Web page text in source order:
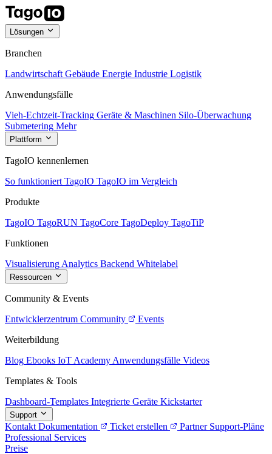
Lösungen
Branchen
Landwirtschaft Gebäude Energie Industrie Logistik
Anwendungsfälle
Vieh-Echtzeit-Tracking Geräte & Maschinen Silo-Überwachung
Submetering Mehr
Plattform
TagoIO kennenlernen
So funktioniert TagoIO TagoIO im Vergleich
Produkte
TagoIO TagoRUN TagoCore TagoDeploy TagoTiP
Funktionen
Visualisierung Analytics Backend Whitelabel
Ressourcen
Community & Events
Entwicklerzentrum Community
Events
Weiterbildung
Blog Ebooks IoT Academy Anwendungsfälle Videos
Templates & Tools
Dashboard-Templates Integrierte Geräte Kickstarter
Support
Kontakt Dokumentation Ticket erstellen Partner Support-Pläne
Professional Services
Preise